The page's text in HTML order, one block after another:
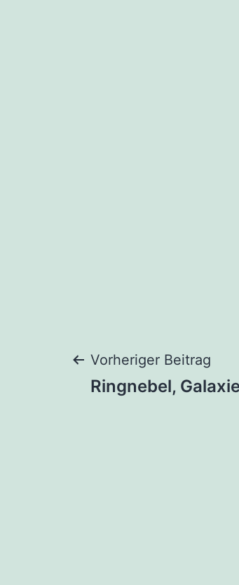
Vorheriger Beitrag
Ringnebel,